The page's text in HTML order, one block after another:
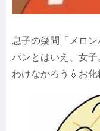
息子の疑問「メロ
パンとはいえ、女
わけなかろう💧お化